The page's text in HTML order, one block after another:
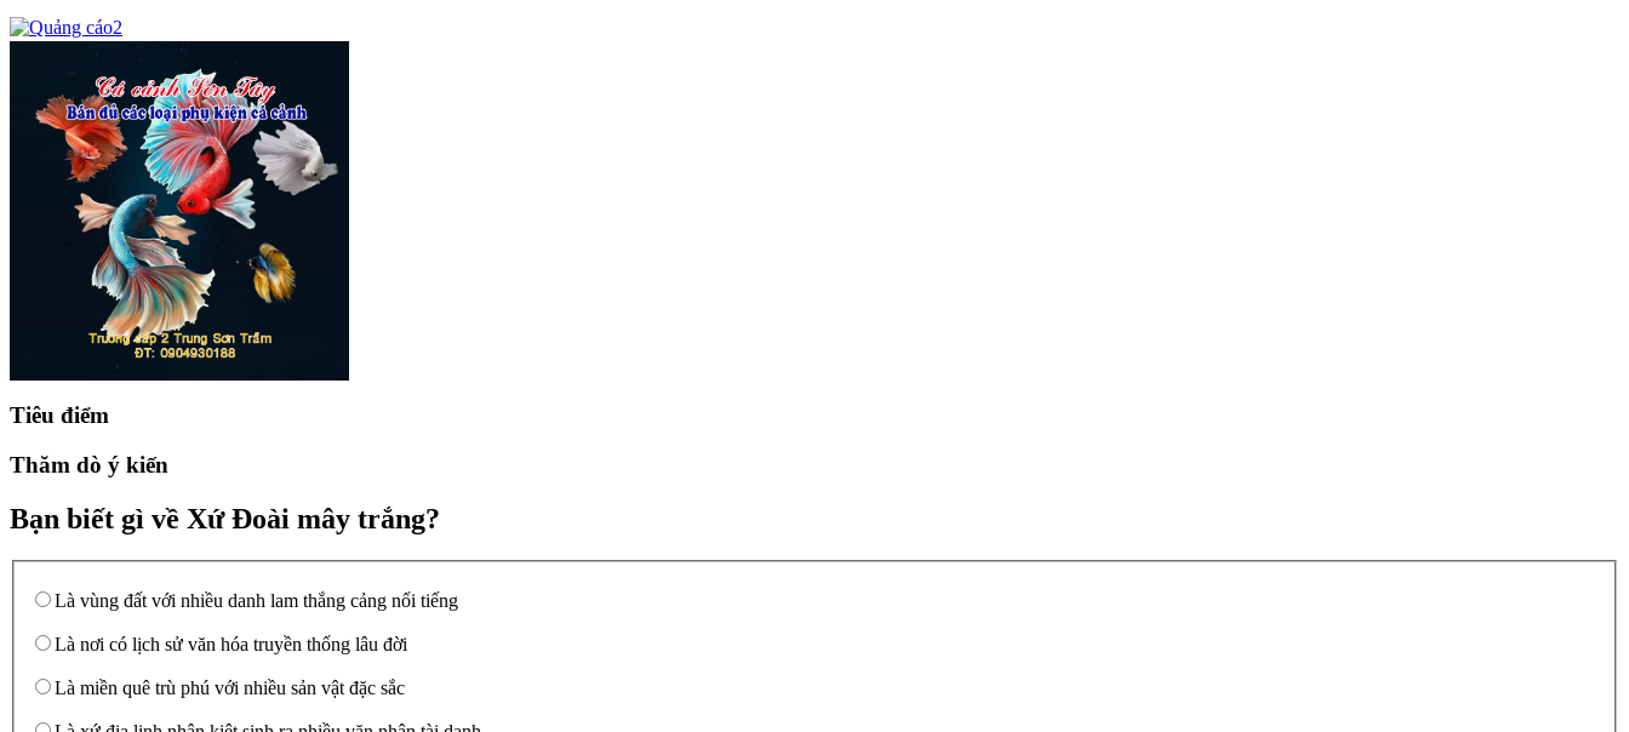
Tiêu điểm
Thăm dò ý kiến
Bạn biết gì về Xứ Đoài mây trắng?
Là vùng đất với nhiều danh lam thắng cảng nổi tiếng
Là nơi có lịch sử văn hóa truyền thống lâu đời
Là miền quê trù phú với nhiều sản vật đặc sắc